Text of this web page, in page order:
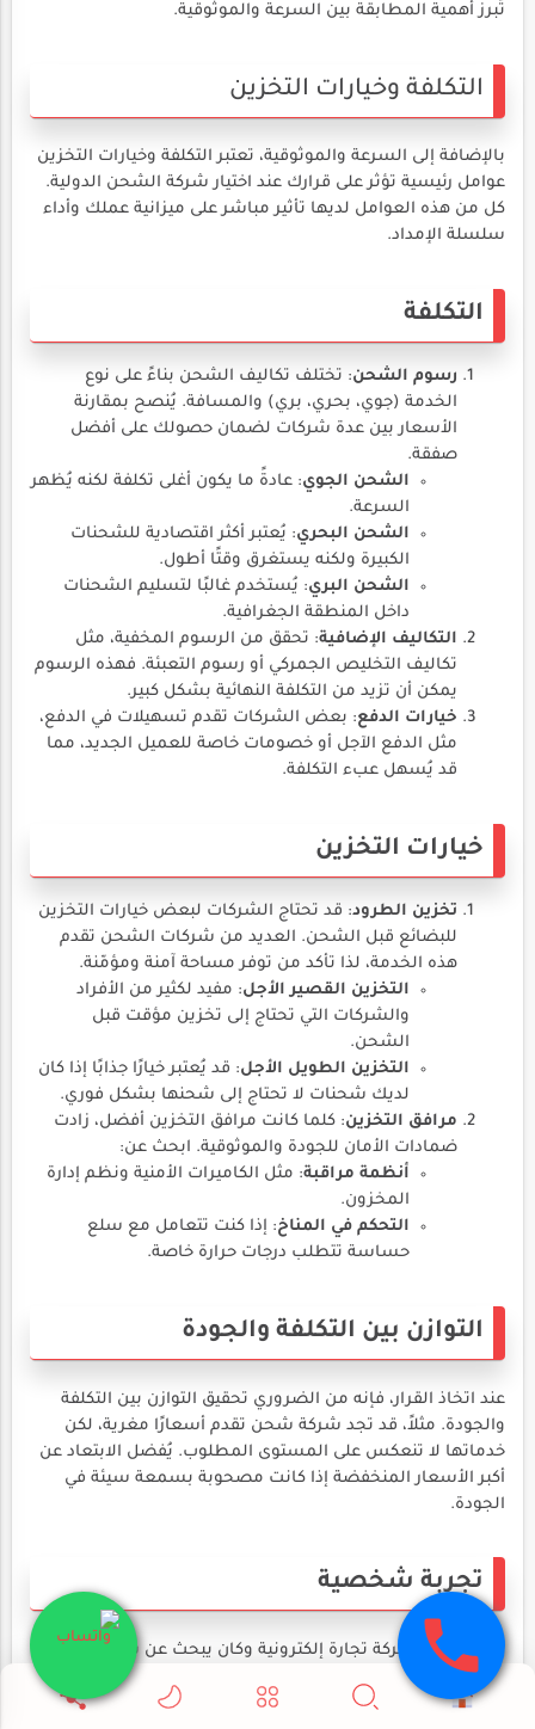
تُبرز أهمية المطابقة بين السرعة والموثوقية.
التكلفة وخيارات التخزين
بالإضافة إلى السرعة والموثوقية، تعتبر التكلفة وخيارات التخزين
عوامل رئيسية تؤثر على قرارك عند اختيار شركة الشحن الدولية.
كل من هذه العوامل لديها تأثير مباشر على ميزانية عملك وأداء
سلسلة الإمداد.
التكلفة
رسوم الشحن: تختلف تكاليف الشحن بناءً على نوع
الخدمة (جوي، بحري، بري) والمسافة. يُنصح بمقارنة
الأسعار بين عدة شركات لضمان حصولك على أفضل
صفقة.
الشحن الجوي: عادةً ما يكون أغلى تكلفة لكنه يُظهر
السرعة.
الشحن البحري: يُعتبر أكثر اقتصادية للشحنات
الكبيرة ولكنه يستغرق وقتًا أطول.
الشحن البري: يُستخدم غالبًا لتسليم الشحنات
داخل المنطقة الجغرافية.
التكاليف الإضافية: تحقق من الرسوم المخفية، مثل
تكاليف التخليص الجمركي أو رسوم التعبئة. فهذه الرسوم
يمكن أن تزيد من التكلفة النهائية بشكل كبير.
خيارات الدفع: بعض الشركات تقدم تسهيلات في الدفع،
مثل الدفع الآجل أو خصومات خاصة للعميل الجديد، مما
قد يُسهل عبء التكلفة.
خيارات التخزين
تخزين الطرود: قد تحتاج الشركات لبعض خيارات التخزين
للبضائع قبل الشحن. العديد من شركات الشحن تقدم
هذه الخدمة، لذا تأكد من توفر مساحة آمنة ومؤمّنة.
التخزين القصير الأجل: مفيد لكثير من الأفراد
والشركات التي تحتاج إلى تخزين مؤقت قبل
الشحن.
التخزين الطويل الأجل: قد يُعتبر خيارًا جذابًا إذا كان
لديك شحنات لا تحتاج إلى شحنها بشكل فوري.
مرافق التخزين: كلما كانت مرافق التخزين أفضل، زادت
ضمادات الأمان للجودة والموثوقية. ابحث عن:
أنظمة مراقبة: مثل الكاميرات الأمنية ونظم إدارة
المخزون.
التحكم في المناخ: إذا كنت تتعامل مع سلع
حساسة تتطلب درجات حرارة خاصة.
التوازن بين التكلفة والجودة
عند اتخاذ القرار، فإنه من الضروري تحقيق التوازن بين التكلفة
والجودة. مثلاً، قد تجد شركة شحن تقدم أسعارًا مغرية، لكن
خدماتها لا تنعكس على المستوى المطلوب. يُفضل الابتعاد عن
أكبر الأسعار المنخفضة إذا كانت مصحوبة بسمعة سيئة في
الجودة.
تجربة شخصية
"علي" يملك شركة تجارة إلكترونية وكان يبحث عن شريك شحن
موثوق. قرر اختيار شركة شحن تقدِّم أسعارًا تنافسية وخيارات
تخزين مرنة، لكنه عانى من عدم وجود عمليات تسليم موثوقة مما